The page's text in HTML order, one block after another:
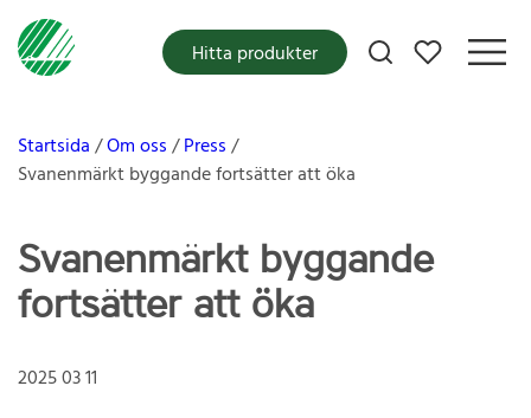
Mina favoriter
Hitta produkter
Startsida Om oss
Press
Svanenmärkt byggande fortsätter att öka
Svanenmärkt byggande
fortsätter att öka
2025 03 11